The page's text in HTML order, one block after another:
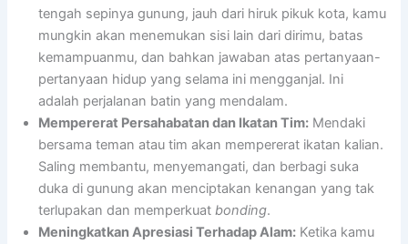
tengah sepinya gunung, jauh dari hiruk pikuk kota, kamu
mungkin akan menemukan sisi lain dari dirimu, batas
kemampuanmu, dan bahkan jawaban atas pertanyaan-
pertanyaan hidup yang selama ini mengganjal. Ini
adalah perjalanan batin yang mendalam.
Mempererat Persahabatan dan Ikatan Tim: Mendaki
bersama teman atau tim akan mempererat ikatan kalian.
Saling membantu, menyemangati, dan berbagi suka
duka di gunung akan menciptakan kenangan yang tak
terlupakan dan memperkuat bonding.
Meningkatkan Apresiasi Terhadap Alam: Ketika kamu